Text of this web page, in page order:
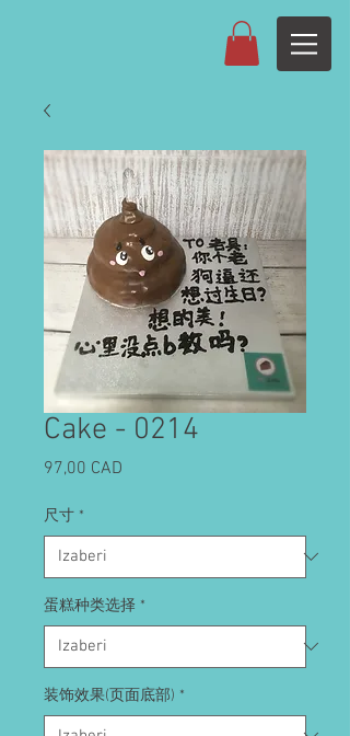
Cake - 0214
97,00 CAD
尺寸 *
蛋糕种类选择 *
装饰效果(页面底部) *